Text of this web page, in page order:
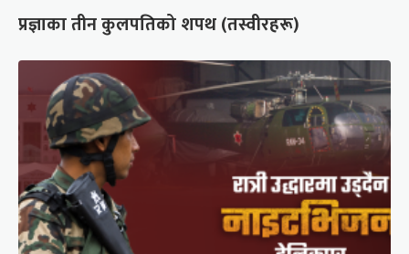
प्रज्ञाका तीन कुलपतिको शपथ (तस्वीरहरू)